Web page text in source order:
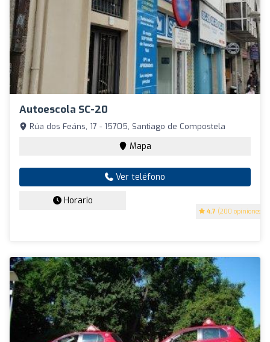
Autoescola SC-20
4.7 (200 opiniones)
Rúa dos Feáns, 17 - 15705, Santiago de Compostela
Mapa
Ver teléfono
Horario